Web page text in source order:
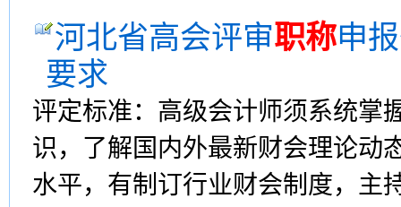
河北省高会评审职称申
要求
评定标准：高级会计师须系统掌
识，了解国内外最新财会理论动
水平，有制订行业财会制度，主